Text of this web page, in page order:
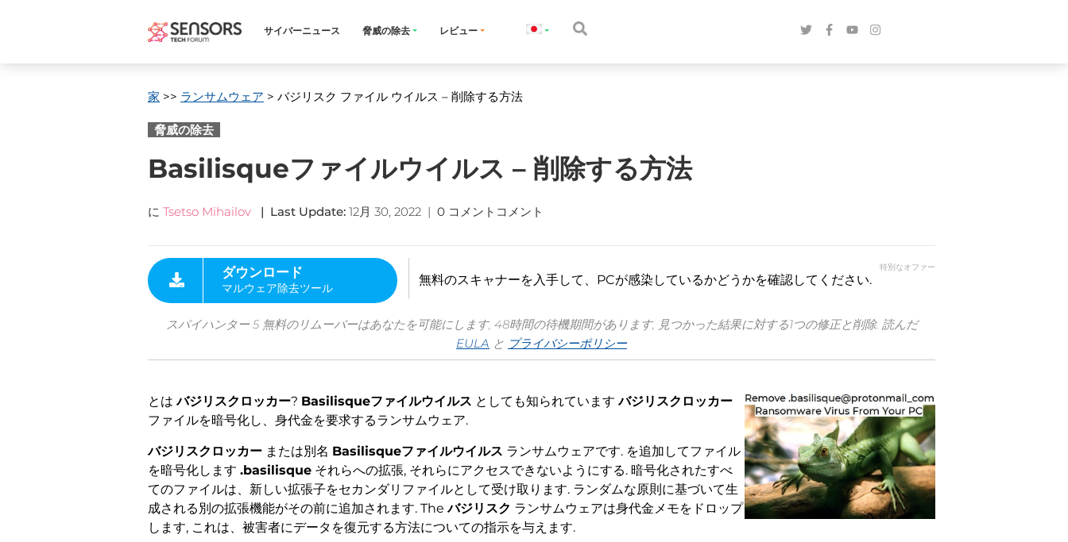
サイバーニュース 脅威の除去 レビュー
家 >> ランサムウェア > バジリスク ファイル ウイルス – 削除する方法
脅威の除去
Basilisqueファイルウイルス – 削除する方法
に Tsetso Mihailov | Last Update: 12月 30, 2022 | 0 コメントコメント
特別なオファー
マルウェア除去ツール
無料のスキャナーを入手して、PCが感染しているかどうかを確認してください.
スパイハンター 5 無料のリムーバーはあなたを可能にします, 48時間の待機期間があります, 見つかった結果に対する1つの修正と削除. 読んだ
EULA と プライバシーポリシー
とはバジリスクロッカー? Basilisqueファイルウイルス としても知られていますバジリスクロッカー
ファイルを暗号化し、身代金を要求するランサムウェア.
バジリスクロッカー または別名 Basilisqueファイルウイルス ランサムウェアです. を追加してファイル
を暗号化します .basilisque それらへの拡張, それらにアクセスできないようにする. 暗号化されたすべ
てのファイルは、新しい拡張子をセカンダリファイルとして受け取ります. ランダムな原則に基づいて生
成される別の拡張機能がその前に追加されます. Theバジリスク ランサムウェアは身代金メモをドロップ
します, これは、被害者にデータを復元する方法についての指示を与えます.